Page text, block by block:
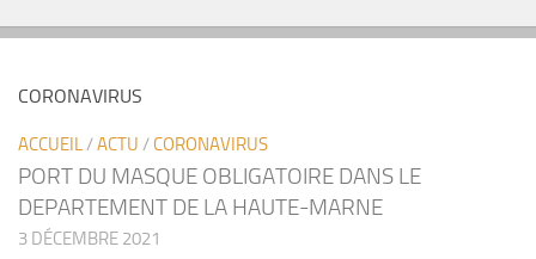
CORONAVIRUS
ACCUEIL/ACTU / CORONAVIRUS
PORT DU MASQUE OBLIGATOIRE DANS LE
DEPARTEMENT DE LA HAUTE-MARNE
3 DÉCEMBRE 2021